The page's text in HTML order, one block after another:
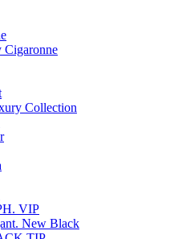
Cigaronne
Collection
VIP
New Black